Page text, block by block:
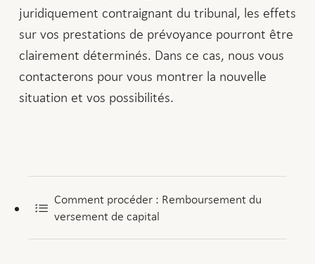
juridiquement contraignant du tribunal, les effets
sur vos prestations de prévoyance pourront être
clairement déterminés. Dans ce cas, nous vous
contacterons pour vous montrer la nouvelle
situation et vos possibilités.
Comment procéder : Remboursement du
versement de capital